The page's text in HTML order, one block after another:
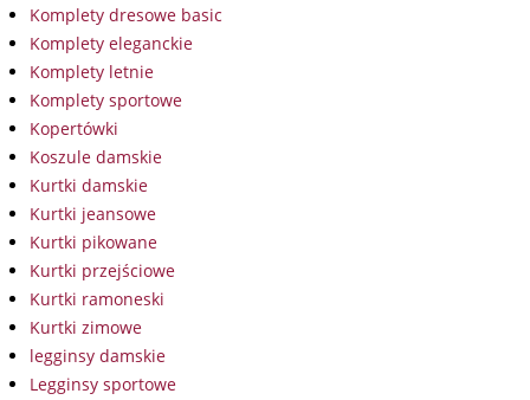
Komplety dresowe basic
Komplety eleganckie
Komplety letnie
Komplety sportowe
Kopertówki
Koszule damskie
Kurtki damskie
Kurtki jeansowe
Kurtki pikowane
Kurtki przejściowe
Kurtki ramoneski
Kurtki zimowe
legginsy damskie
Legginsy sportowe